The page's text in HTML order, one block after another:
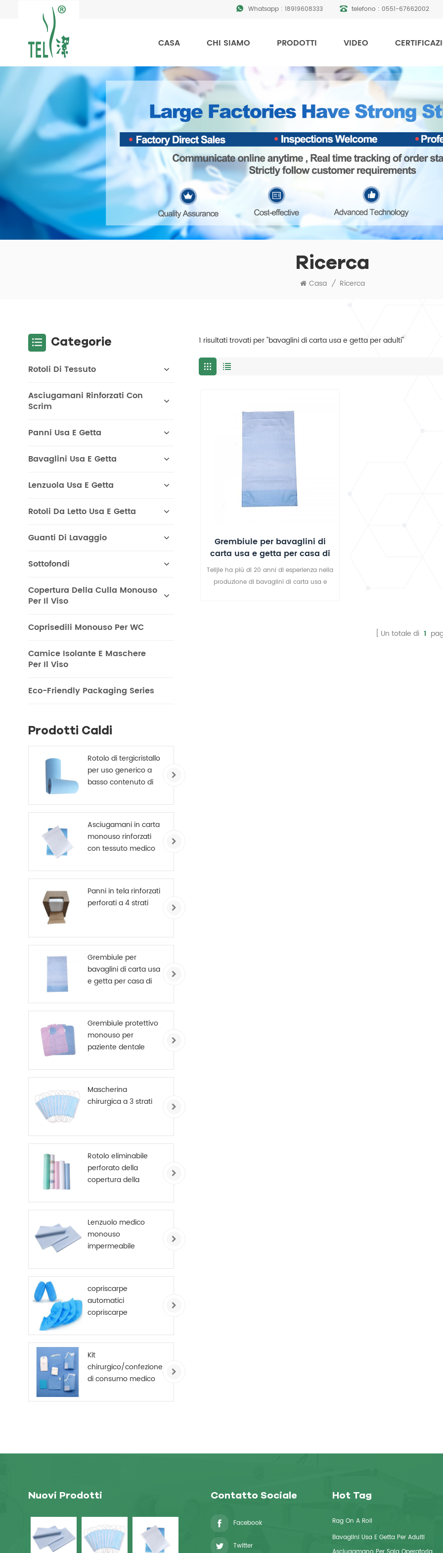
Whatsapp : 18919608333 telefono : 0551-67662002
CASA CHI SIAMO PRODOTTI VIDEO
Ricerca
Casa / Ricerca
1 risultati trovati per "bavaglini di carta usa e getta per adulti"
Grembiule per bavaglini di
carta usa e getta per casa di
cura
Telijie ha più di 20 anni di esperienza nella
produzione di bavaglini di carta usa e
Un totale di 1
Categorie
Rotoli Di Tessuto
Asciugamani Rinforzati Con
Scrim
Panni Usa E Getta
Bavaglini Usa E Getta
Lenzuola Usa E Getta
Rotoli Da Letto Usa E Getta
Guanti Di Lavaggio
Sottofondi
Copertura Della Culla Monouso
Per Il Viso
Coprisedili Monouso Per WC
Camice Isolante E Maschere
Per Il Viso
Eco-Friendly Packaging Series
Prodotti Caldi
Rotolo di tergicristallo
per uso generico a
basso contenuto di
x 70 m
Asciugamani in carta
monouso rinforzati
con tessuto medico
Panni in tela rinforzati
perforati a 4 strati
Grembiule per
bavaglini di carta usa
e getta per casa di
Grembiule protettivo
monouso per
paziente dentale
Mascherina
chirurgica a 3 strati
Rotolo eliminabile
perforato della
copertura della
delle lenzuola
PE
Lenzuolo medico
monouso
impermeabile
copriscarpe
automatici
copriscarpe
getta non tessuto
Kit
chirurgico/confezione
di consumo medico
Nuovi Prodotti Contatto Sociale
Facebook
Twitter
Hot Tag
Rag On A Roll
Bavaglini Usa E Getta Per Adulti